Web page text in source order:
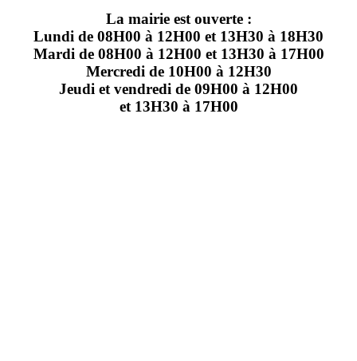
La mairie est ouverte :
Lundi de 08H00 à 12H00 et 13H30 à 18H30
Mardi de 08H00 à 12H00 et 13H30 à 17H00
Mercredi de 10H00 à 12H30
Jeudi et vendredi de 09H00 à 12H00
et 13H30 à 17H00